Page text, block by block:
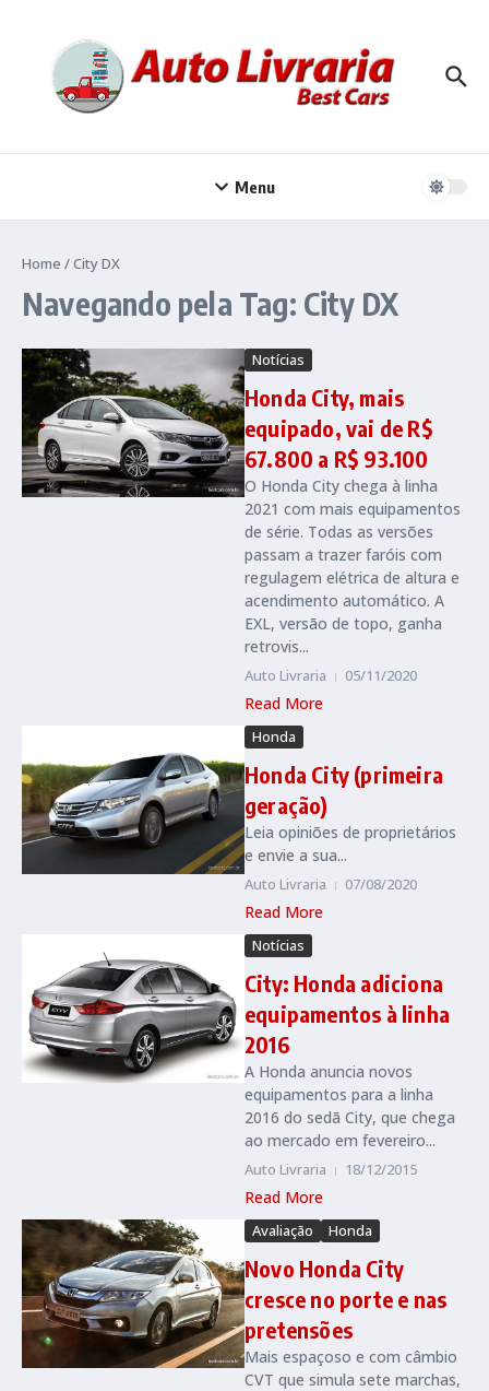
Menu
Home /City DX
Navegando pela Tag: City DX
Notícias
Honda City, mais
equipado, vai de R$
67.800 a R$ 93.100
O Honda City chega à linha
2021 com mais equipamentos
de série. Todas as versões
passam a trazer faróis com
regulagem elétrica de altura e
acendimento automático. A
EXL, versão de topo, ganha
retrovis...
Auto Livraria 05/11/2020
Read More
Honda
Honda City (primeira
geração)
Leia opiniões de proprietários
e envie a sua...
Auto Livraria 07/08/2020
Read More
Notícias
City: Honda adiciona
equipamentos à linha
2016
A Honda anuncia novos
equipamentos para a linha
2016 do sedã City, que chega
ao mercado em fevereiro...
Auto Livraria 18/12/2015
Read More
Avaliação Honda
Novo Honda City
cresce no porte e nas
pretensões
Mais espaçoso e com câmbio
CVT que simula sete marchas,